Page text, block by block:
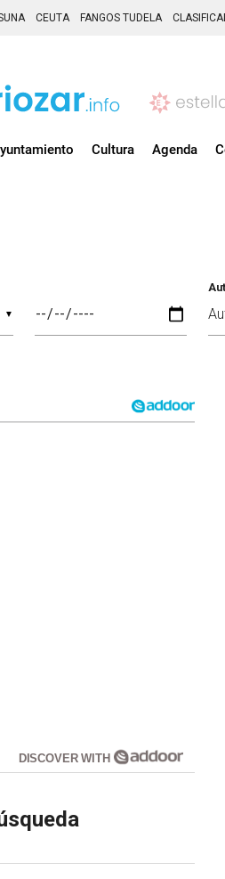
CEUTA FANGOS TUDELA
Cultura Agenda
▼
DISCOVER WITH